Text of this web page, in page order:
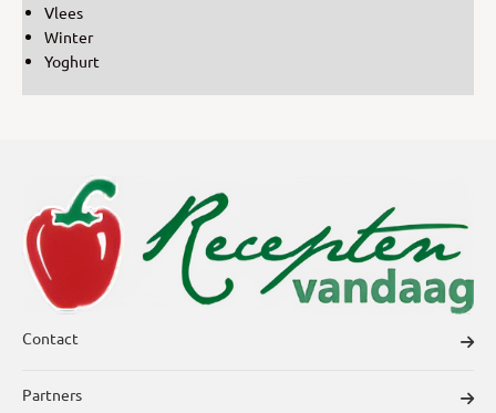
Vlees
Winter
Yoghurt
Contact
Partners